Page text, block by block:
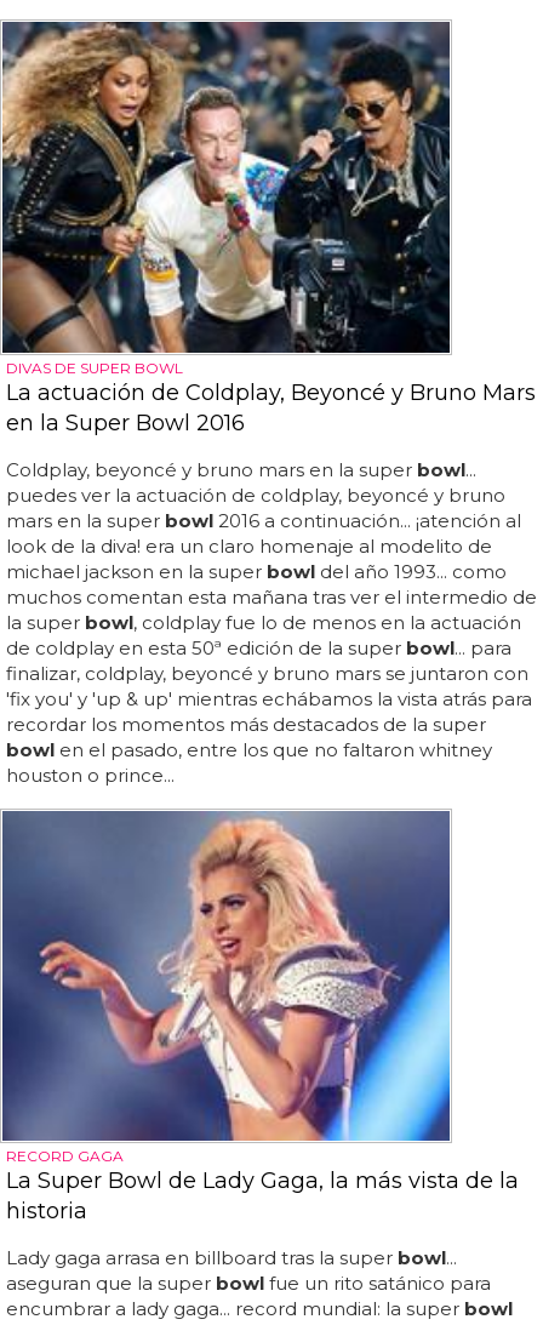
DIVAS DE SUPER BOWL
La actuación de Coldplay, Beyoncé y Bruno Mars
en la Super Bowl 2016
Coldplay, beyoncé y bruno mars en la super bowl...
puedes ver la actuación de coldplay, beyoncé y bruno
mars en la super bowl 2016 a continuación... ¡atención al
look de la diva! era un claro homenaje al modelito de
michael jackson en la super bowl del año 1993... como
muchos comentan esta mañana tras ver el intermedio de
la super bowl, coldplay fue lo de menos en la actuación
de coldplay en esta 50ª edición de la super bowl... para
finalizar, coldplay, beyoncé y bruno mars se juntaron con
'fix you' y 'up & up' mientras echábamos la vista atrás para
recordar los momentos más destacados de la super
bowl en el pasado, entre los que no faltaron whitney
houston o prince...
RECORD GAGA
La Super Bowl de Lady Gaga, la más vista de la
historia
Lady gaga arrasa en billboard tras la super bowl...
aseguran que la super bowl fue un rito satánico para
encumbrar a lady gaga... record mundial: la super bowl